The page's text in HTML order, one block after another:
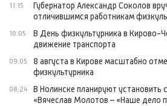
11:15
Губернатор Александр Соколов
отличившимся работникам
10:05
В День физкультурника в Кирово-
движение транспорта
09:05
8 августа в Кирове масштабно
физкультурника
08:24
В Нолинске планируют установить
«Вячеслав Молотов – «Наше дело